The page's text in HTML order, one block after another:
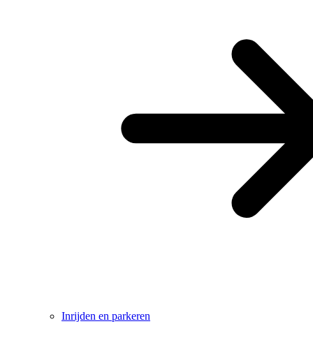
Inrijden en parkeren